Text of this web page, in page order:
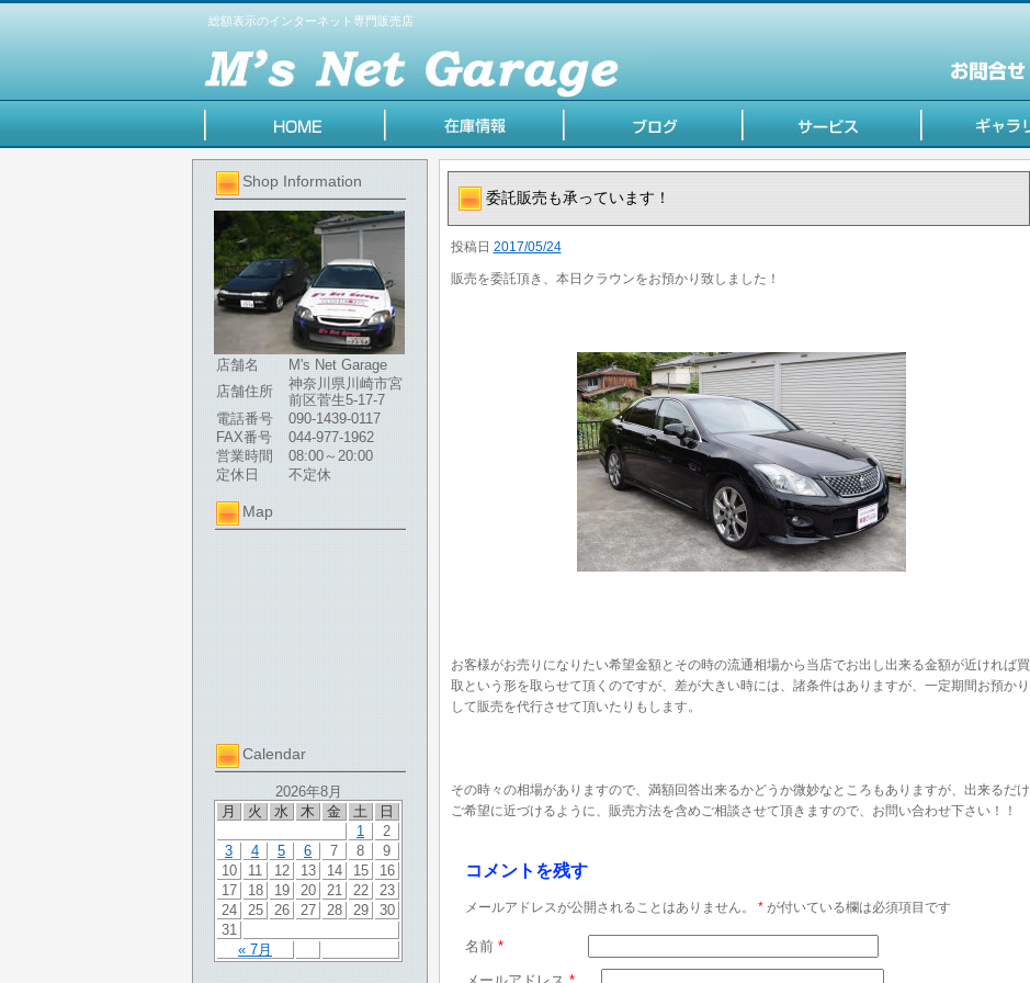
総額表示のインターネット専門販売店
Shop Information
店舗名
M's Net Garage
店舗住所
神奈川県川崎市宮
前区菅生5-17-7
電話番号
090-1439-0117
FAX番号
044-977-1962
営業時間
08:00～20:00
定休日
不定休
Map
Calendar
2026年8月
月
火 水 木 金 土 日
« 7月
1
2
3
4 5 6 7 8
9
10
11 12 13 14 15
16
17
18 19 20 21 22
23
24
25 26 27 28 29
30
31
委託販売も承っています！
投稿日 2017/05/24
販売を委託頂き、本日クラウンをお預かり致しました！
お客様がお売りになりたい希望金額とその時の流通相場から当店でお出し出来る金額が近ければ買
取という形を取らせて頂くのですが、差が大きい時には、諸条件はありますが、一定期間お預かり
して販売を代行させて頂いたりもします。
その時々の相場がありますので、満額回答出来るかどうか微妙なところもありますが、出来るだけ
ご希望に近づけるように、販売方法を含めご相談させて頂きますので、お問い合わせ下さい！！
コメントを残す
メールアドレスが公開されることはありません。 *が付いている欄は必須項目です
名前 *